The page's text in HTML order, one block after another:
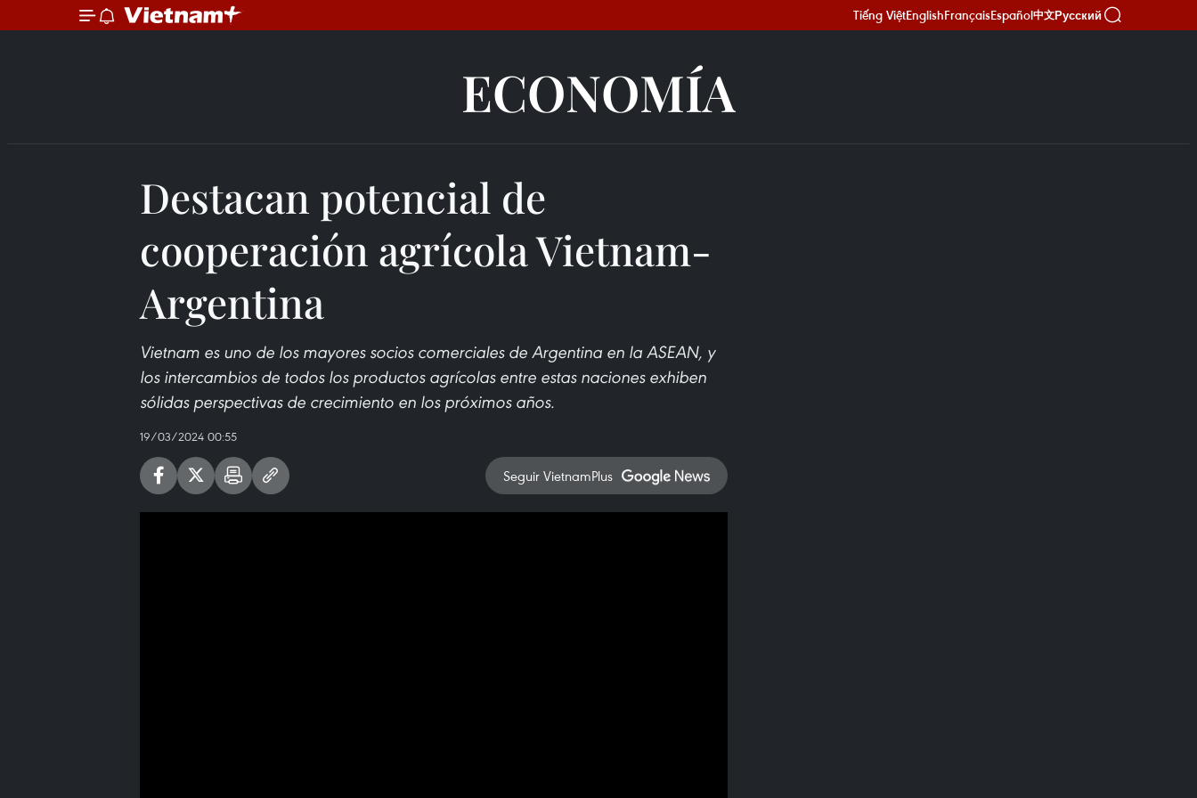
Tiếng ViệtEnglishFrançaisEspañol中文Русский
ECONOMÍA
Destacan potencial de
cooperación agrícola Vietnam-
Argentina
Vietnam es uno de los mayores socios comerciales de Argentina en la ASEAN, y
los intercambios de todos los productos agrícolas entre estas naciones exhiben
sólidas perspectivas de crecimiento en los próximos años.
19/03/2024 00:55
Seguir VietnamPlus